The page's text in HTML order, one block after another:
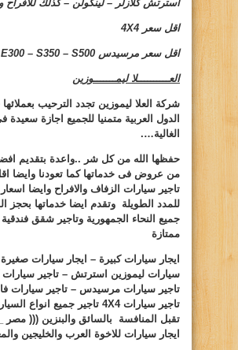
استرتش كلازلر – لينكولن – كذلك للافراح
اقل سعر 4 X4
اقل سعر مرسيدس – S350 – S500
العــــــــــلا ليمـــــــوزين
شركة العلا ليموزين تجدد الترحيب
الدول العربية متمنيا للجميع اجازة سعيدة
الغالية….
حفظها الله من كل شر ..واعدة بتقديم
من عروض فى خدماتها كما تعودنا وايضا
تاجير سيارات الزفاف والافراح وايضا
للمدد الطويلة وتقدم ايضا خدماتها بحجز
جميع النحاء الجمهورية وتاجير شقق فندقية
ممتازة
ايجار سيارات كبيرة – ايجار سيارات صغيرة
سيارات ليموزين استرتش – تاجير سيارات
تاجير سيارات مرسيدس – تاجير سيارات
تاجير سيارات 4 X
4 تاجير جميع انواع
تقبل المنافسة بالسائق والبنزين ((( مصر
ايجار سيارات للاخوة العرب والخليجين